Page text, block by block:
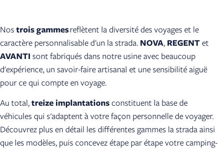
Nostrois gammesreflètent la diversité des voyages et le
caractère personnalisable d'un la strada. NOVA, REGENTet
AVANTI sont fabriqués dans notre usine avec beaucoup
d'expérience, un savoir-faire artisanal et une sensibilité aiguë
pour ce qui compte en voyage.
Au total,treize implantationsconstituent la base de
véhicules qui s'adaptent à votre façon personnelle de voyager.
Découvrez plus en détail les différentes gammes la strada ainsi
que les modèles, puis concevez étape par étape votre camping-